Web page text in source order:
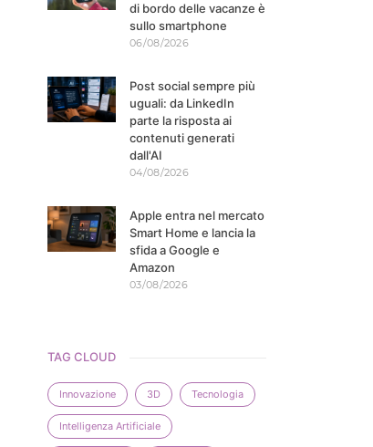
di bordo delle vacanze è
sullo smartphone
06/08/2026
Post social sempre più
uguali: da LinkedIn
parte la risposta ai
contenuti generati
dall'AI
04/08/2026
Apple entra nel mercato
Smart Home e lancia la
sfida a Google e
Amazon
03/08/2026
TAG CLOUD
Innovazione 3D Tecnologia
Intelligenza Artificiale